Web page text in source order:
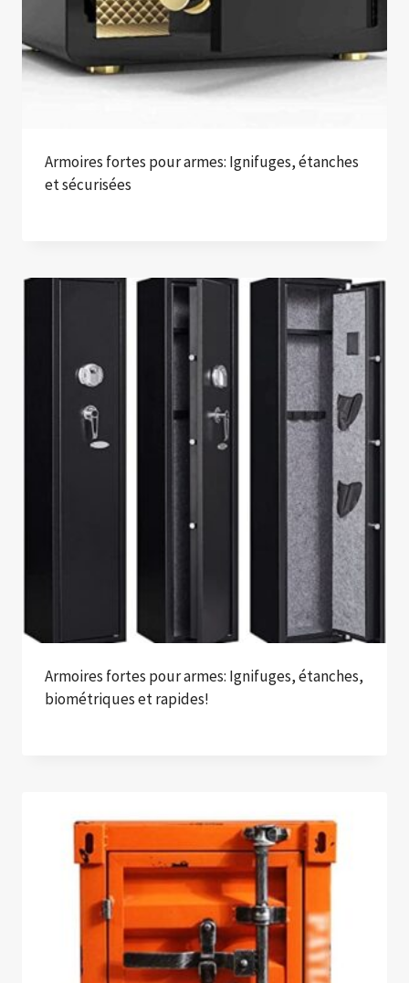
Armoires fortes pour armes: Ignifuges, étanches
et sécurisées
Armoires fortes pour armes: Ignifuges, étanches,
biométriques et rapides!